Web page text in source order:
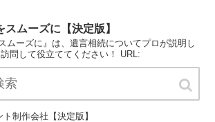
ムーズに【決定版】
ムーズに』は、遺言相続についてプロが説明し
問して役立ててください！ URL:
制作会社【決定版】